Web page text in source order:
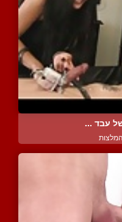
של עבד ...